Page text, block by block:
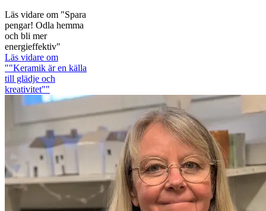
Läs vidare om "Spara
pengar! Odla hemma
och bli mer
energieffektiv"
Läs vidare om
""Keramik är en källa
till glädje och
kreativitet""